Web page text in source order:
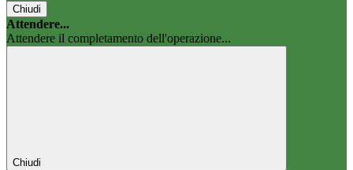
Chiudi
Attendere...
Attendere il completamento dell'operazione...
Chiudi